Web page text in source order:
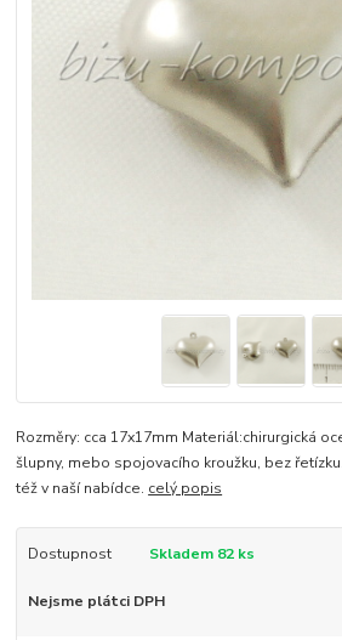
Rozměry: cca 17x17mm Materiál:chirurgická
šlupny, mebo spojovacího kroužku, bez
též v naší nabídce. celý popis
Dostupnost Skladem 82 ks
Nejsme plátci DPH